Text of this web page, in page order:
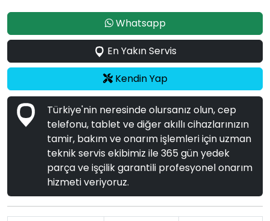
Whatsapp
En Yakın Servis
Kendin Yap
Türkiye'nin neresinde olursanız olun, cep
telefonu, tablet ve diğer akıllı cihazlarınızın
tamir, bakım ve onarım işlemleri için uzman
teknik servis ekibimiz ile 365 gün yedek
parça ve işçilik garantili profesyonel onarım
hizmeti veriyoruz.